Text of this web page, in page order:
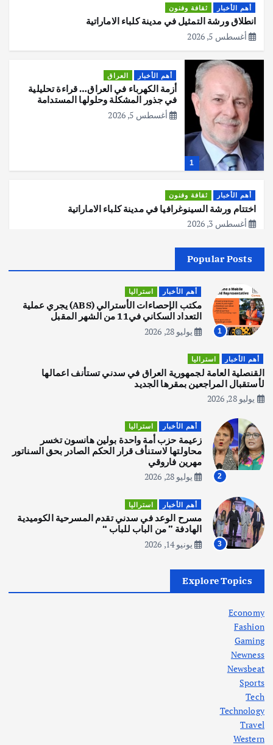
أهم الأخبار ثقافة وفنون
انطلاق ورشة التمثيل في مدينة كلباء الاماراتية
أغسطس 5, 2026
1
أهم الأخبار العراق
أزمة الكهرباء في العراق… قراءة تحليلية
في جذور المشكلة وحلولها المستدامة
أغسطس 5, 2026
أهم الأخبار ثقافة وفنون
اختتام ورشة السينوغرافيا في مدينة كلباء الاماراتية
أغسطس 3, 2026
2
اصبح بطلاً لأستراليا بلعبة كمال الاجسام
يوليو 30, 2026
3
يوليو 30, 2026
4
المقبل
يوليو 28, 2026
أهم الأخبار ثقافة وفنون
انطلاق ورشة التمثيل في مدينة كلباء الاماراتية
أغسطس 5, 2026
في جذور المشكلة وحلولها المستدامة
أهم الأخبار
اختتام ورشة السينوغرافيا في مدينة كلباء الاماراتية
أغسطس 3, 2026
Popular Posts
1
أهم الأخبار استراليا
مكتب الإحصاءات الأسترالي (ABS) يجري عملية
التعداد السكاني في11 من الشهر المقبل
يوليو 28, 2026
أهم الأخبار استراليا
القنصلية العامة لجمهورية العراق في سدني تستأنف اعمالها
لأستقبال المراجعين بمقرها الجديد
يوليو 28, 2026
2
أهم الأخبار استراليا
زعيمة حزب أمة واحدة بولين هانسون تخسر
محاولتها لاستنأف قرار الحكم الصادر بحق السناتور
مهرين فاروقي
يوليو 28, 2026
3
أهم الأخبار استراليا
مسرح الوعد في سدني تقدم المسرحية الكوميدية
الهادفة ” من الباب للباب “
يونيو 14, 2026
Explore Topics
Economy
Fashion
Gaming
Newness
Newsbeat
Sports
Tech
Technology
Travel
Western